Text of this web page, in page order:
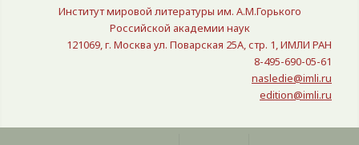
Институт мировой литературы им. А.М.Горького
Российской академии наук
121069, г. Москва ул. Поварская 25A, стр. 1, ИМЛИ РАН
8-495-690-05-61
nasledie@imli.ru
edition@imli.ru